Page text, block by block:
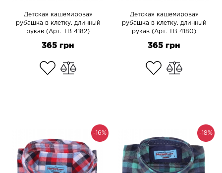
Детская кашемировая
рубашка в клетку, длинный
рукав (Арт. TB 4182)
365 грн
Детская кашемировая
рубашка в клетку, длинный
рукав (Арт. TB 4180)
365 грн
-16% -18%